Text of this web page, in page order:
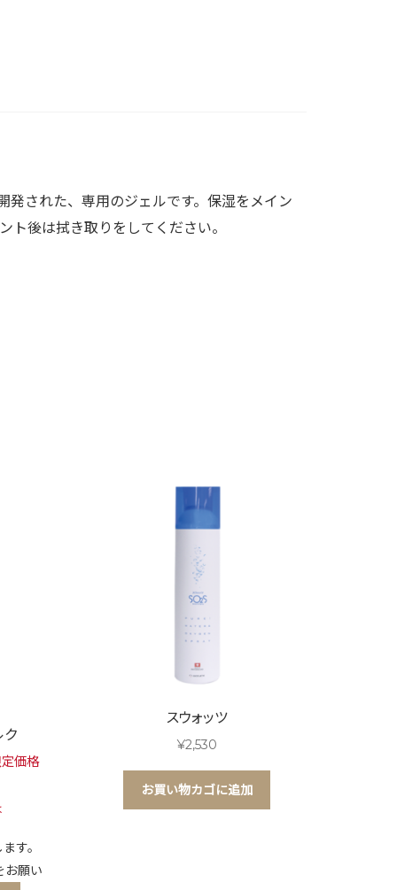
発された、専用のジェルです。保湿をメイン
ト後は拭き取りをしてください。
ク
価格
す。
願い
スウォッツ
¥2,530
お買い物カゴに追加